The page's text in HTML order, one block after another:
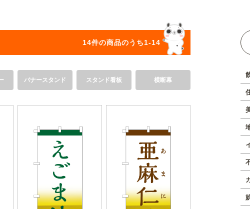
オリジナルオーダー
14件の商品のうち1-14
バナースタンド スタンド看板 横断幕